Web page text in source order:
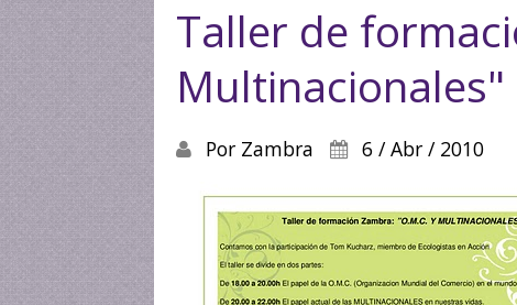
Taller de
Multinacionales"
Por Zambra 6 / Abr / 2010